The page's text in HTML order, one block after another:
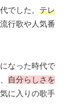
でした。 テレ
行歌や人気番
なった時代で
自分らしさを
に入りの歌手